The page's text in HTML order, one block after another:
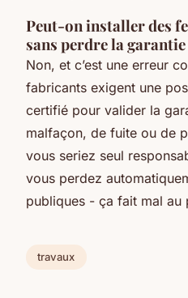
Peut-on installer des
sans perdre la
Non, et c’est une erreur
fabricants exigent une
certifié pour valider la
malfaçon, de fuite ou de
vous seriez seul
vous perdez
publiques - ça fait mal au
travaux